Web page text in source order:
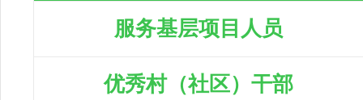
服务基层项目人员
优秀村（社区）干部